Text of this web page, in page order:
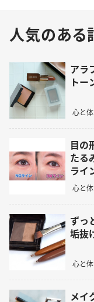
人気のある
アラ
トー
心と体
目の
たる
ライ
心と体
ずっ
垢抜
心と体
メイ